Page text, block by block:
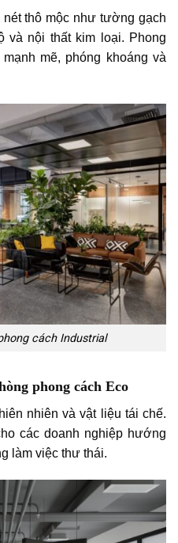
thô mộc như tường gạch
và nội thất kim loại. Phong
mẽ, phóng khoáng và
cách Industrial
phong cách Eco
nhiên và vật liệu tái chế.
các doanh nghiệp hướng
làm việc thư thái.